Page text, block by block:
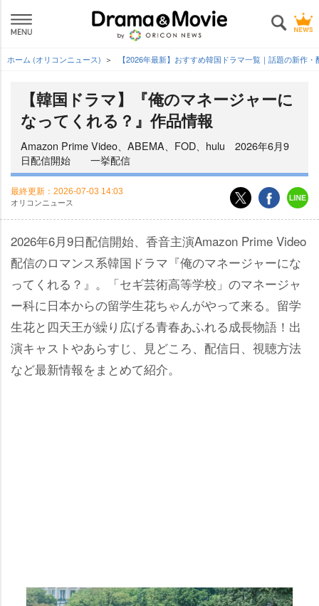
ホーム (オリコンニュース) 【2026年最新】おすすめ韓国ドラマ一覧｜話題の新作
【韓国ドラマ】『俺のマネージャーに
なってくれる？』作品情報
Amazon Prime Video、ABEMA、FOD、hulu 2026年6月9
日配信開始 一挙配信
最終更新： 2026-07-03 14:03
オリコンニュース
2026年6月9日配信開始、香音主演Amazon Prime Video
配信のロマンス系韓国ドラマ『俺のマネージャーにな
ってくれる？』。「セギ芸術高等学校」のマネージャ
ー科に日本からの留学生花ちゃんがやって来る。留学
生花と四天王が繰り広げる青春あふれる成長物語！出
演キャストやあらすじ、見どころ、配信日、視聴方法
など最新情報をまとめて紹介。